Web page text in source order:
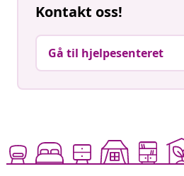
Kontakt oss!
Gå til hjelpesenteret